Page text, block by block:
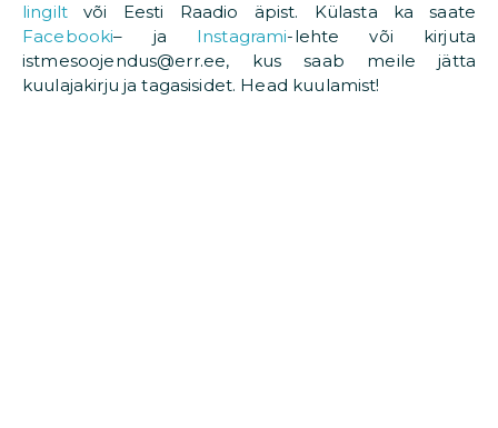
lingilt või Eesti Raadio äpist. Külasta ka saate
Facebooki– ja Instagrami-lehte või kirjuta
istmesoojendus@err.ee, kus saab meile jätta
kuulajakirju ja tagasisidet. Head kuulamist!